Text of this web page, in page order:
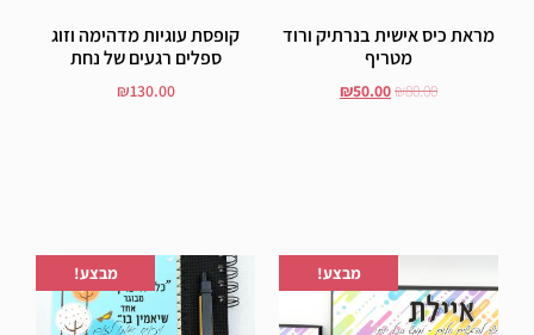
מראת כיס אישית בנרתיק ורוד
מטריף
₪80.00
₪50.00
קופסת עוגיות מדהימה וזוג
ספלים רגעים של נחת
₪130.00
מבצע! מבצע!